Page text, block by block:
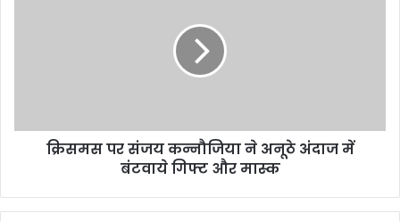
क्रिसमस पर संजय कन्नौजिया ने अनूठे अंदाज में
बंटवाये गिफ्ट और मास्क